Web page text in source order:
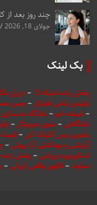
چند روز بعد از
جولای 18, 2026
بک لینک
پخش زنده شبکه 3 –دریل
تولیدی لباس فوتبال –چمن
–شیشه خم–باشگاه
باشگاهی –منوی دیجیتال –
بشوری پس کلیلک کن –قیمت
آرایشی و بهداشتی آرا بیوتی –
اسکوربورد ورزشی –پخش زنده
دماوند–فالوور واقعی ایرانی –